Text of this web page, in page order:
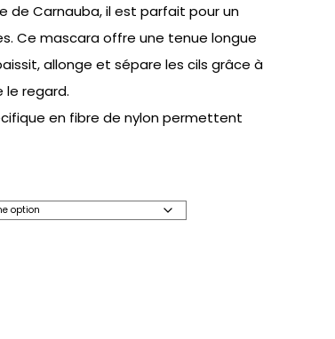
de Carnauba, il est parfait pour un
Ce mascara offre une tenue longue
allonge et sépare les cils grâce à
le regard.
en fibre de nylon permettent